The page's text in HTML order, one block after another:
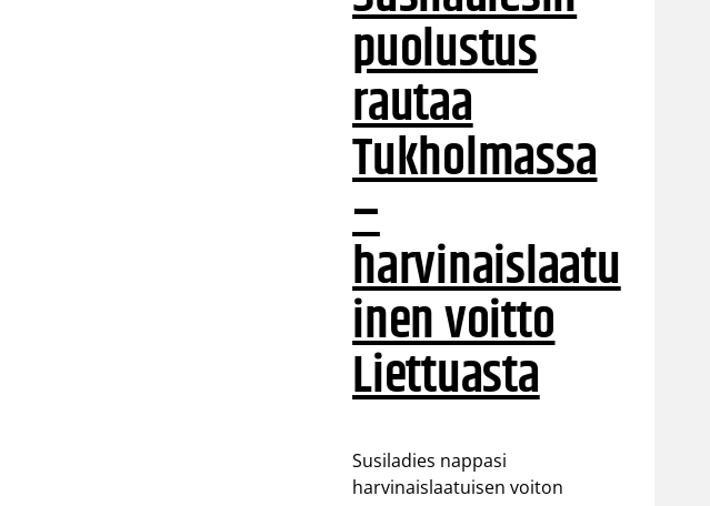
puolustus
rautaa
Tukholmassa
–
harvinaislaatu
inen voitto
Liettuasta
Susiladies nappasi
harvinaislaatuisen voiton